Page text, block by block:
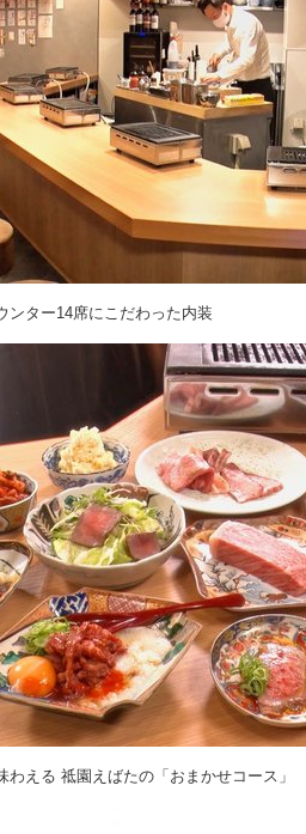
ンター14席にこだわった内装
わえる 祗園えばたの「おまかせコース」